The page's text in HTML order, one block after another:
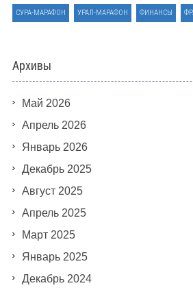
СУРА-МАРАФОН УРАЛ-МАРАФОН ФИНАНСЫ
Архивы
Май 2026
Апрель 2026
Январь 2026
Декабрь 2025
Август 2025
Апрель 2025
Март 2025
Январь 2025
Декабрь 2024